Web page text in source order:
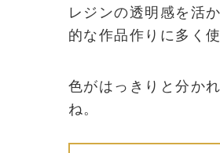
レジンの透明感を活
的な作品作りに多く
色がはっきりと分か
ね。